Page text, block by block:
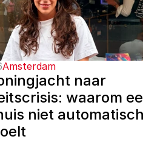
Amsterdam
naar
waarom
niet